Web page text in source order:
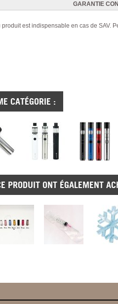
GARANTIE
est indispensable en cas de
CATÉGORIE :
PRODUIT ONT ÉGALEMENT